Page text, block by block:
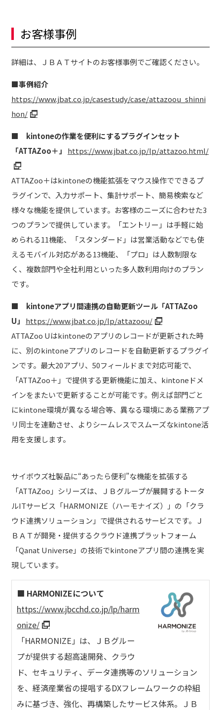
お客様事例
詳細は、ＪＢＡＴサイトのお客様事例でご確認ください。
■事例紹介
https://www.jbat.co.jp/casestudy/case/attazoou_shinni
hon/
■ kintoneの作業を便利にするプラグインセット
「ATTAZoo＋」
https://www.jbat.co.jp/lp/attazoo.html/
ATTAZoo＋はkintoneの機能拡張をマウス操作でできるプ
ラグインで、入力サポート、集計サポート、簡易検索など
様々な機能を提供しています。お客様のニーズに合わせた3
つのプランで提供しています。「エントリー」は手軽に始
められる11機能、「スタンダード」は営業活動などでも使
えるモバイル対応がある13機能、「プロ」は人数制限な
く、複数部門や全社利用といった多人数利用向けのプラン
です。
■ kintoneアプリ間連携の自動更新ツール「ATTAZoo
U」
https://www.jbat.co.jp/lp/attazoou/
ATTAZoo Uはkintoneのアプリのレコードが更新された時
に、別のkintoneアプリのレコードを自動更新するプラグイ
ンです。最大20アプリ、50フィールドまで対応可能で、
「ATTAZoo＋」で提供する更新機能に加え、kintoneドメ
インをまたいで更新することが可能です。例えば部門ごと
にkintone環境が異なる場合等、異なる環境にある業務アプ
リ同士を連動させ、よりシームレスでスムーズなkintone活
用を支援します。
サイボウズ社製品に“あったら便利”な機能を拡張する
「ATTAZoo」シリーズは、ＪＢグループが展開するトータ
ルITサービス「HARMONIZE（ハーモナイズ）」の「クラ
ウド連携ソリューション」で提供されるサービスです。Ｊ
ＢＡＴが開発・提供するクラウド連携プラットフォーム
「Qanat Universe」の技術でkintoneアプリ間の連携を実
現しています。
■ HARMONIZEについて
https://www.jbcchd.co.jp/lp/harm
onize/
「HARMONIZE」は、ＪＢグルー
プが提供する超高速開発、クラウ
ド、セキュリティ、データ連携等のソリューション
を、経済産業省の提唱するDXフレームワークの枠組
みに基づき、強化、再構築したサービス体系。ＪＢ